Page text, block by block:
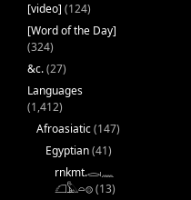
[video] (124)
[Word of the Day]
(324)
&c.(27)
Languages
(1,412)
Afroasiatic(147)
Egyptian(41)
rnkmt.𓂋𓏺𓈖
𓆎𓅓𓏏𓊖(13)